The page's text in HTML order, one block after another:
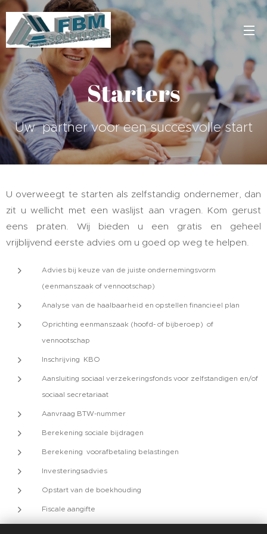
Starters
Uw partner voor een succesvolle start
U overweegt te starten als zelfstandig ondernemer, dan
zit u wellicht met een waslijst aan vragen. Kom gerust
eens praten. Wij bieden u een gratis en geheel
vrijblijvend eerste advies om u goed op weg te helpen.
Advies bij keuze van de juiste ondernemingsvorm
(eenmanszaak of vennootschap)
Analyse van de haalbaarheid en opstellen financieel plan
Oprichting eenmanszaak (hoofd- of bijberoep) of
vennootschap
Inschrijving KBO
Aansluiting sociaal verzekeringsfonds voor zelfstandigen en/of
sociaal secretariaat
Aanvraag BTW-nummer
Berekening sociale bijdragen
Berekening voorafbetaling belastingen
Investeringsadvies
Opstart van de boekhouding
Fiscale aangifte